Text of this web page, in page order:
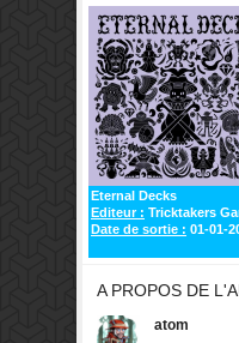
Eternal Decks
Editeur : Tricktakers
Date de sortie : 01-01-
A PROPOS DE
atom